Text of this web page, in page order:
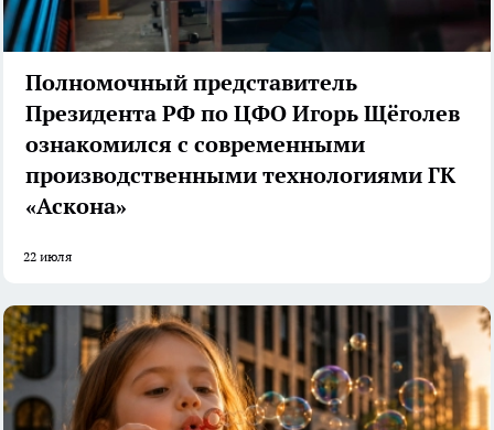
Полномочный представитель
Президента РФ по ЦФО Игорь Щёголев
ознакомился с современными
производственными технологиями ГК
«Аскона»
22 июля